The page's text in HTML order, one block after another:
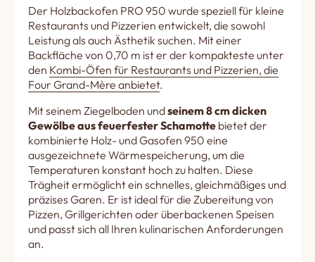
Der Holzbackofen PRO 950 wurde speziell für kleine
Restaurants und Pizzerien entwickelt, die sowohl
Leistung als auch Ästhetik suchen. Mit einer
Backfläche von 0,70 m ist er der kompakteste unter
den Kombi-Öfen für Restaurants und Pizzerien, die
Four Grand-Mère anbietet.
Mit seinem Ziegelboden undseinem 8 cm dicken
Gewölbe aus feuerfester Schamotte bietet der
kombinierte Holz- und Gasofen 950 eine
ausgezeichnete Wärmespeicherung, um die
Temperaturen konstant hoch zu halten. Diese
Trägheit ermöglicht ein schnelles, gleichmäßiges und
präzises Garen. Er ist ideal für die Zubereitung von
Pizzen, Grillgerichten oder überbackenen Speisen
und passt sich all Ihren kulinarischen Anforderungen
an.